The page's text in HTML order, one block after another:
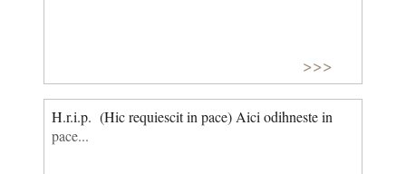
>>>
H.r.i.p. (Hic requiescit in pace) Aici odihneste in
pace...